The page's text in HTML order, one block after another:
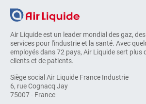
Air Liquide est un leader mondial des gaz,
services pour l'industrie et la santé. Avec
employés dans 72 pays, Air Liquide sert plus
clients et de patients.
Siège social Air Liquide France Industrie
6, rue Cognacq Jay
75007 - France